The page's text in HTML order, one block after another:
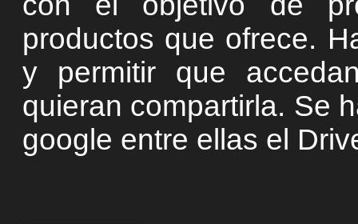
productos que ofrece.
y permitir que
quieran compartirla. Se
google entre ellas el